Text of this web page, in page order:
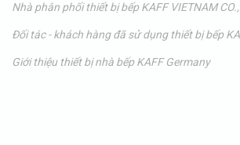
Nhà phân phối thiết bị bếp KAFF VIETNAM
Đối tác - khách hàng đã sử dụng thiết bị bếp
Giới thiệu thiết bị nhà bếp KAFF Germany